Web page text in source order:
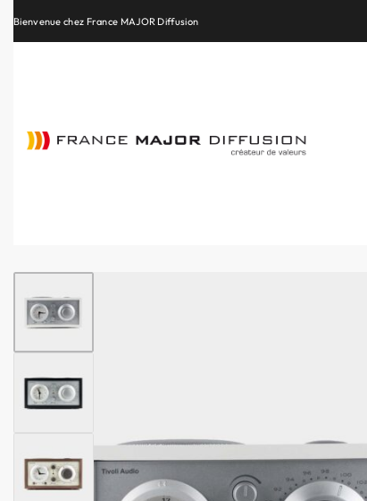
Retrouvez les plus belles marques de la HiFi, de l’intégration et du Home Cinéma